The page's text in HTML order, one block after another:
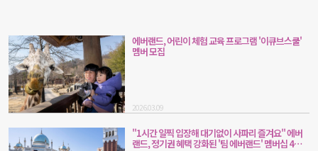
에버랜드, 어린이 체험 교육 프로그램 '이큐브스쿨'
멤버 모집
2026.03.09
"1시간 일찍 입장해 대기없이 사파리 즐겨요" 에버
랜드, 정기권 혜택 강화된 '팀 에버랜드' 멤버십 4월